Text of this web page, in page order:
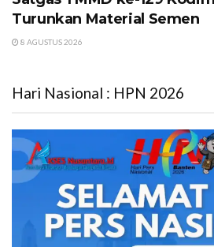
Turunkan Material Semen
8 AGUSTUS 2026
Hari Nasional : HPN 2026